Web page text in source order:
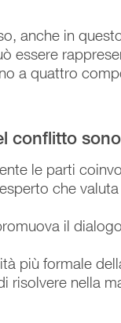
anche in
essere
a quattro
conflitto
le parti
che
il
più formale
risolvere nella